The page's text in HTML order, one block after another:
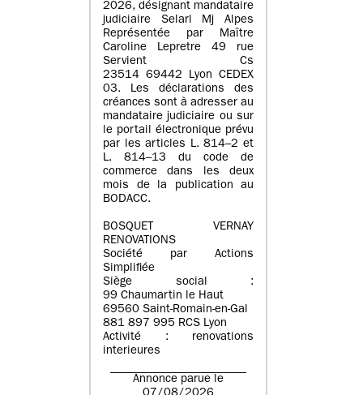
2026, désignant mandataire
judiciaire Selarl Mj Alpes
Représentée par Maître
Caroline Lepretre 49 rue
Servient Cs
23514 69442 Lyon CEDEX
03. Les déclarations des
créances sont à adresser au
mandataire judiciaire ou sur
le portail électronique prévu
par les articles L. 814–2 et
L. 814–13 du code de
commerce dans les deux
mois de la publication au
BODACC.
BOSQUET VERNAY
RENOVATIONS
Société par Actions
Simplifiée
Siège social :
99 Chaumartin le Haut
69560 Saint-Romain-en-Gal
881 897 995 RCS Lyon
Activité : renovations
interieures
Annonce parue le